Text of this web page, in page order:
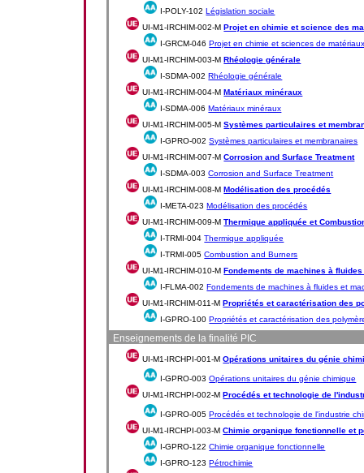
I-POLY-102Législation sociale
UI-M1-IRCHIM-002-MProjet en chimie et science des
I-GRCM-046Projet en chimie et sciences de
UI-M1-IRCHIM-003-MRhéologie générale
I-SDMA-002Rhéologie générale
UI-M1-IRCHIM-004-MMatériaux minéraux
I-SDMA-006Matériaux minéraux
UI-M1-IRCHIM-005-MSystèmes particulaires et
I-GPRO-002Systèmes particulaires et membranaires
UI-M1-IRCHIM-007-MCorrosion and Surface Treatment
I-SDMA-003Corrosion and Surface Treatment
UI-M1-IRCHIM-008-MModélisation des procédés
I-META-023Modélisation des procédés
UI-M1-IRCHIM-009-MThermique appliquée et
I-TRMI-004Thermique appliquée
I-TRMI-005Combustion and Burners
UI-M1-IRCHIM-010-MFondements de machines à
I-FLMA-002Fondements de machines à fluides et
UI-M1-IRCHIM-011-MPropriétés et caractérisation des
I-GPRO-100Propriétés et caractérisation des
Enseignements de la finalité PIC
UI-M1-IRCHPI-001-MOpérations unitaires du génie
I-GPRO-003Opérations unitaires du génie chimique
UI-M1-IRCHPI-002-MProcédés et technologie de
I-GPRO-005Procédés et technologie de l'industrie
UI-M1-IRCHPI-003-MChimie organique fonctionnelle et
I-GPRO-122Chimie organique fonctionnelle
I-GPRO-123Pétrochimie